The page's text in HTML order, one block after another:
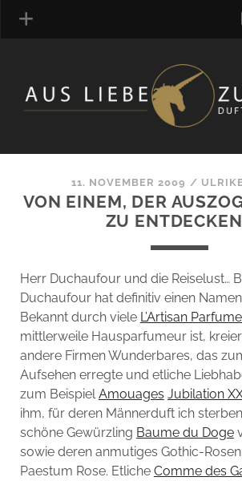
MANUFAKTUREN
DUFTNOTEN
KOMMENTARE
LINK-SAMMLUNG
ARTIKEL-ARCHIV
ONLINE-SHOP
DAS ALZD-TEAM
11. NOVEMBER 2009 /
VON EINEM, DER
ZU
Herr Duchaufour und die Reiselust…
Duchaufour hat definitiv einen
Bekannt durch viele L’Artisan
mittlerweile Hausparfumeur ist,
andere Firmen Wunderbares, das
Aufsehen erregte und etliche
zum BeispielAmouages Jubilation
ihm, für deren Männerduft ich
schöne Gewürzling Baume du Doge
sowie deren anmutiges Gothic-
Paestum Rose. Etliche Comme des